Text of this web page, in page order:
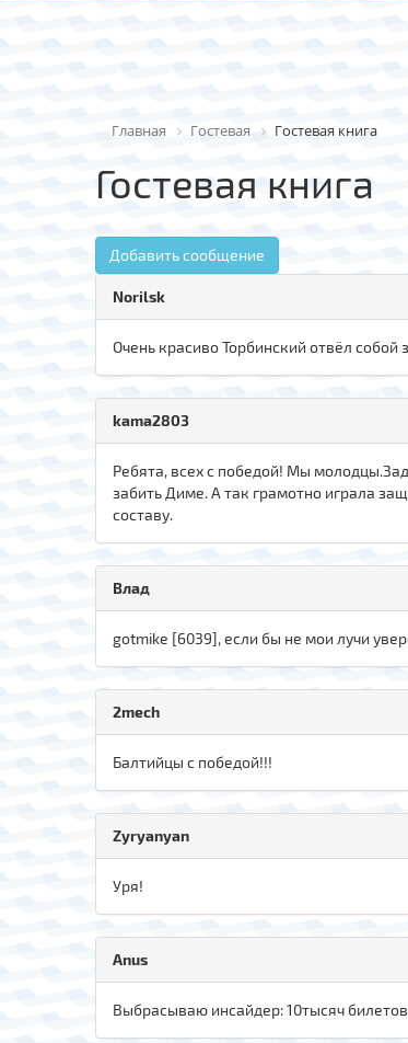
Главная Гостевая Гостевая книга
Гостевая книга
Добавить сообщение
Norilsk
Очень красиво Торбинский отвёл
kama2803
Ребята, всех с победой! Мы
забить Диме. А так грамотно играла
составу.
Влад
gotmike [6039], если бы не мои лучи
2mech
Балтийцы с победой!!!
Zyryanyan
Уря!
Anus
Выбрасываю инсайдер: 10тысяч